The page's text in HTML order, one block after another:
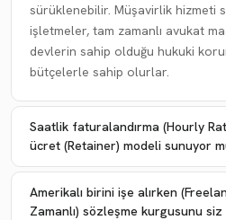
sürüklenebilir. Müşavirlik hizmeti
işletmeler, tam zamanlı avukat
devlerin sahip olduğu hukuki
bütçelerle sahip olurlar.
Saatlik faturalandırma (Hourly
ücret (Retainer) modeli sunuyor
Amerikalı birini işe alırken
Zamanlı) sözleşme kurgusunu siz